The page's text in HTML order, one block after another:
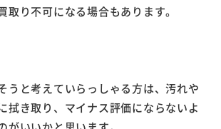
取り不可になる場合もあります。
うと考えていらっしゃる方は、汚れや
拭き取り、マイナス評価にならないよ